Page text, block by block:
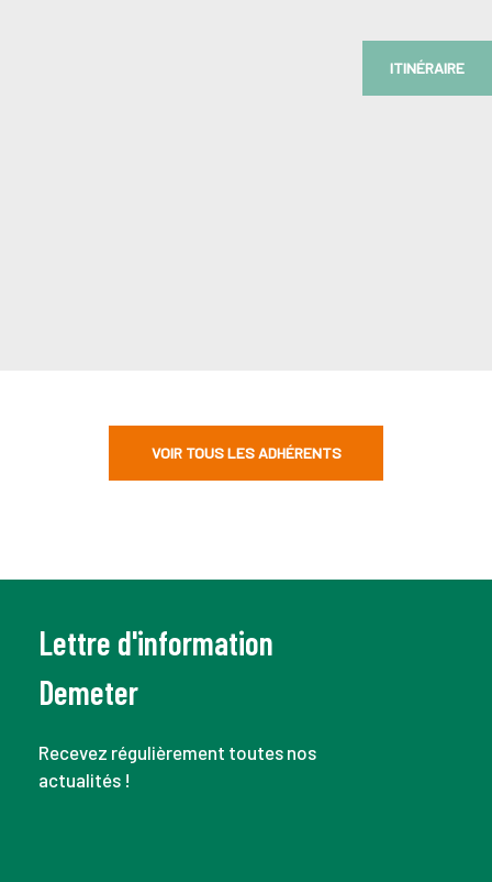
ITINÉRAIRE
VOIR TOUS LES ADHÉRENTS
Lettre d'information
Demeter
Recevez régulièrement toutes nos
actualités !